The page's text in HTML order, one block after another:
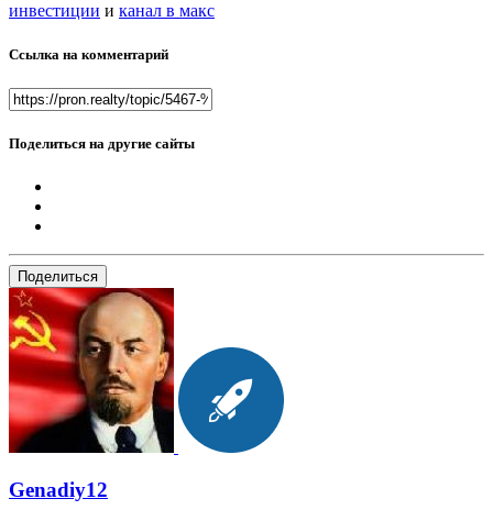
инвестиции и канал в макс
Ссылка на комментарий
Поделиться на другие сайты
Поделиться
Genadiy12